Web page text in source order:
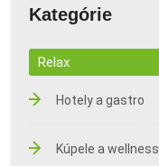
Kategórie
Relax
Hotely a gastro
Kúpele a wellness